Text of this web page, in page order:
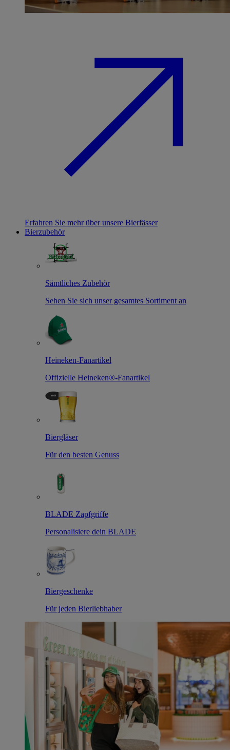
Erfahren Sie mehr über unsere Bierfässer
Bierzubehör
Sämtliches Zubehör
Sehen Sie sich unser gesamtes Sortiment an
Heineken-Fanartikel
Offizielle Heineken®-Fanartikel
Biergläser
Für den besten Genuss
BLADE Zapfgriffe
Personalisiere dein BLADE
Biergeschenke
Für jeden Bierliebhaber